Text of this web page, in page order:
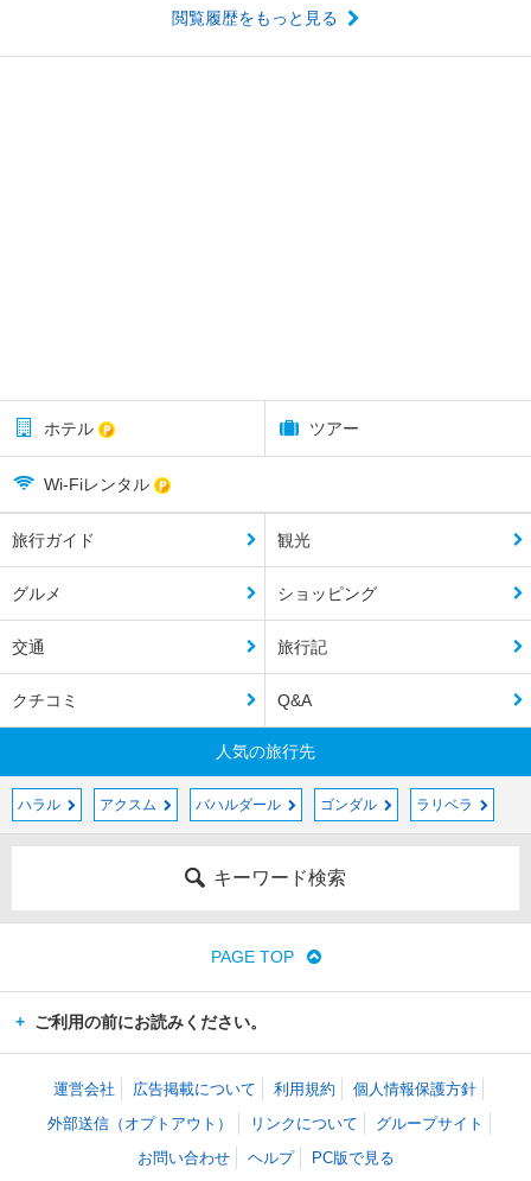
閲覧履歴をもっと見る
ホテル ツアー
Wi-Fiレンタル
旅行ガイド 観光
グルメ ショッピング
交通 旅行記
クチコミ Q&A
人気の旅行先
ハラル アクスム バハルダール ゴンダル ラリベラ
キーワード検索
PAGE TOP
ご利用の前にお読みください。
運営会社 広告掲載について 利用規約
個人情報保護方針
外部送信（オプトアウト）
リンクについて
グループサイト
お問い合わせ
ヘルプ PC版で見る